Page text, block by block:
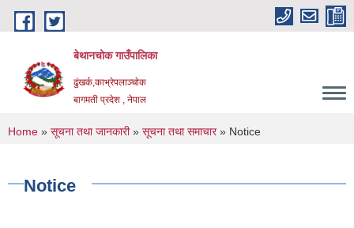
Skip to main content
बेथानचोक गाउँपालिका
ढुंखर्क,काभ्रेपलाञ्चाेक
बागमती प्रदेश , नेपाल
You are here
Home » सूचना तथा जानकारी» सूचना तथा समाचार» Notice
Notice